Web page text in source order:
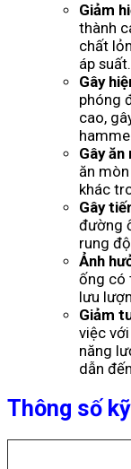
Giảm
thành
chất
áp suất.
Gây
phóng
cao,
Gây ăn
ăn
khác
Gây
đường
rung
Ảnh
ống có
lưu
Giảm
việc
năng
dẫn
Thông số